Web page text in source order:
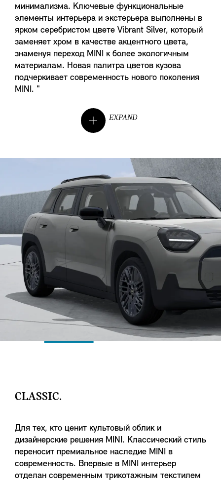
минимализма. Ключевые функциональные
элементы интерьера и экстерьера выполнены в
ярком серебристом цвете Vibrant Silver, который
заменяет хром в качестве акцентного цвета,
знаменуя переход MINI к более экологичным
материалам. Новая палитра цветов кузова
подчеркивает современность нового поколения
MINI. "
EXPAND
CLASSIC.
Для тех, кто ценит культовый облик и
дизайнерские решения MINI. Классический стиль
переносит премиальное наследие MINI в
современность. Впервые в MINI интерьер
отделан современным трикотажным текстилем